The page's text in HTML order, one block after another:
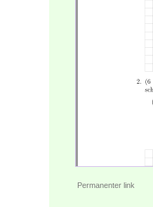
Permanenter link